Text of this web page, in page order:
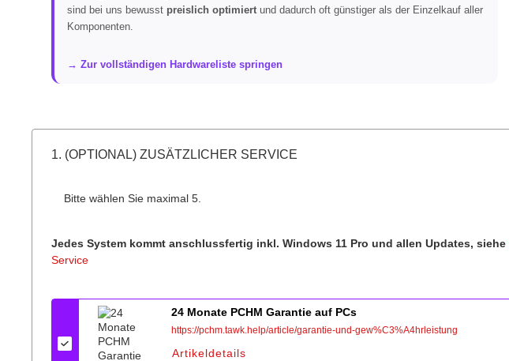
sind bei uns bewusst preislich optimiert und dadurch oft günstiger als der Einzelkauf aller
Komponenten.
→ Zur vollständigen Hardwareliste springen
1. (OPTIONAL) ZUSÄTZLICHER SERVICE
Bitte wählen Sie maximal 5.
Jedes System kommt anschlussfertig inkl. Windows 11 Pro und allen Updates, siehe
Service
24 Monate PCHM Garantie auf PCs
https://pchm.tawk.help/article/garantie-und-gew%C3%A4hrleistung
Artikeldetails